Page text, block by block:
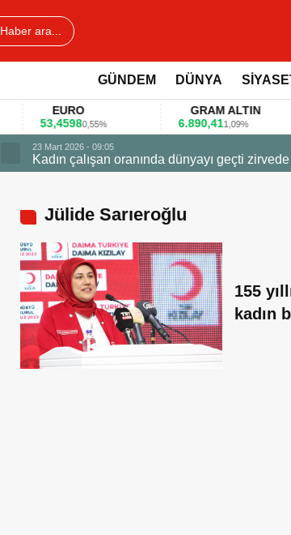
Haber ara...
GÜNDEM DÜNYA
EURO
53,45980,55%
GRAM ALTIN
6.890,411,09%
23 Mart 2026 - 07:12
Firmalar gıda fuarlarını bu anket ile
Jülide Sarıeroğlu
155
kadın